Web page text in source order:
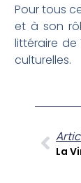
Pour tous
et à son
littéraire de
culturelles.